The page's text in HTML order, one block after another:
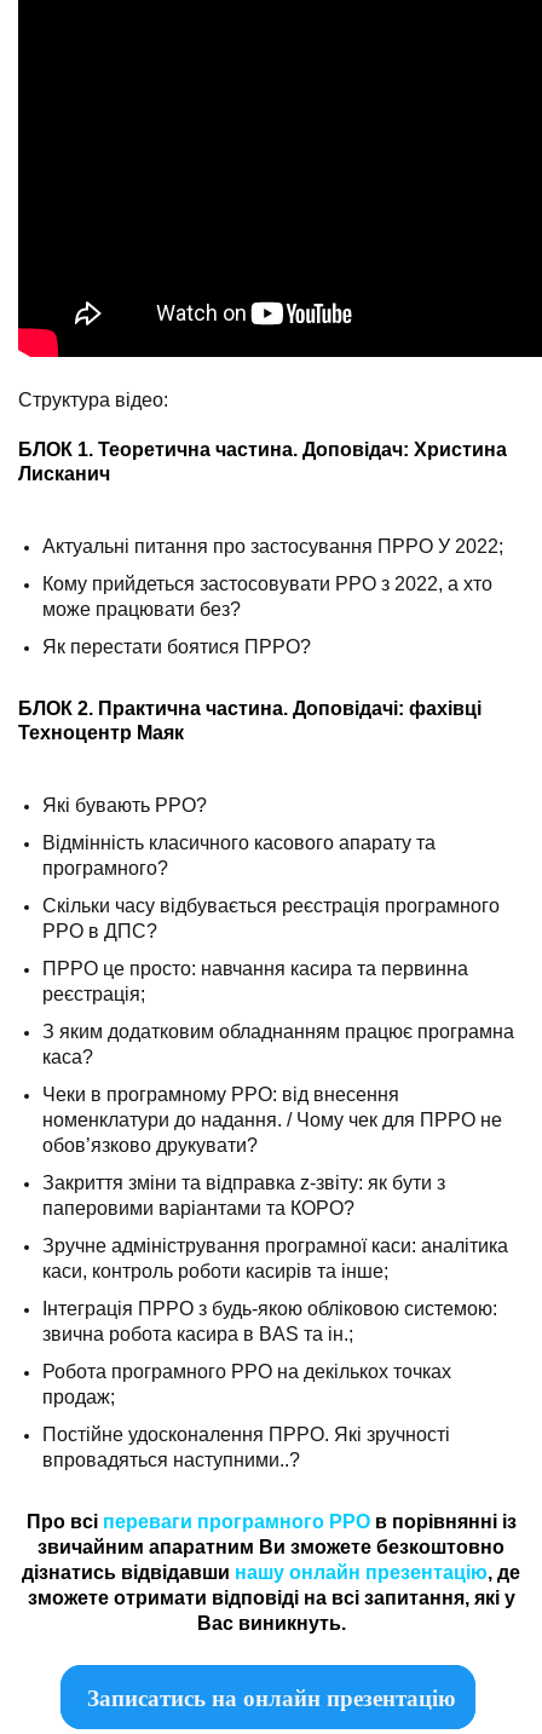
Структура відео:
БЛОК 1. Теоретична частина. Доповідач: Христина
Лисканич
Актуальні питання про застосування ПРРО У 2022;
Кому прийдеться застосовувати РРО з 2022, а хто
може працювати без?
Як перестати боятися ПРРО?
БЛОК 2. Практична частина. Доповідачі: фахівці
Техноцентр Маяк
Які бувають РРО?
Відмінність класичного касового апарату та
програмного?
Скільки часу відбувається реєстрація програмного
РРО в ДПС?
ПРРО це просто: навчання касира та первинна
реєстрація;
З яким додатковим обладнанням працює програмна
каса?
Чеки в програмному РРО: від внесення
номенклатури до надання. / Чому чек для ПРРО не
обов’язково друкувати?
Закриття зміни та відправка z-звіту: як бути з
паперовими варіантами та КОРО?
Зручне адміністрування програмної каси: аналітика
каси, контроль роботи касирів та інше;
Інтеграція ПРРО з будь-якою обліковою системою:
звична робота касира в BAS та ін.;
Робота програмного РРО на декількох точках
продаж;
Постійне удосконалення ПРРО. Які зручності
впровадяться наступними..?
Про всі переваги програмного РРОв порівнянні із
звичайним апаратним Ви зможете безкоштовно
дізнатись відвідавши нашу онлайн презентацію, де
зможете отримати відповіді на всі запитання, які у
Вас виникнуть.
Записатись на онлайн презентацію